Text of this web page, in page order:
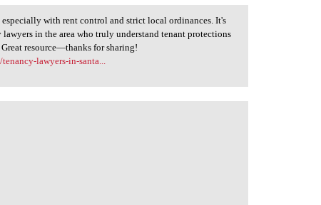
with rent control and strict local ordinances. It's
in the area who truly understand tenant protections
resource—thanks for sharing!
lawyers-in-santa...